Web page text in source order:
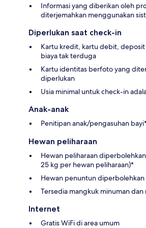
Informasi yang diberikan oleh
diterjemahkan menggunakan
Diperlukan saat check-in
Kartu kredit, kartu debit,
biaya tak terduga
Kartu identitas berfoto yang
diperlukan
Usia minimal untuk check-in
Anak-anak
Penitipan anak/pengasuhan
Hewan peliharaan
Hewan peliharaan
25 kg per hewan peliharaan)*
Hewan penuntun diperbolehkan
Tersedia mangkuk minuman dan
Internet
Gratis WiFi di area umum